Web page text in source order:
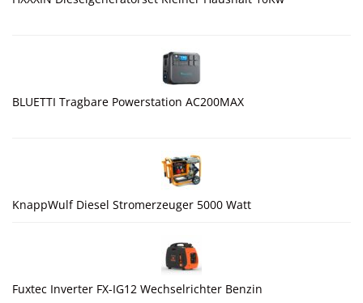
BLUETTI Tragbare Powerstation AC200MAX
KnappWulf Diesel Stromerzeuger 5000 Watt
Fuxtec Inverter FX-IG12 Wechselrichter Benzin